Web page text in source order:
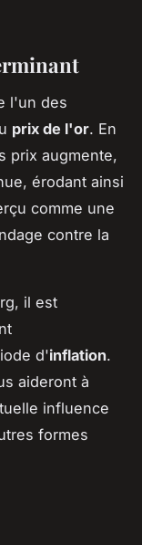
l'un des
prix de l'or. En
prix augmente,
érodant ainsi
comme une
contre la
il est
d'inflation.
aideront à
influence
formes